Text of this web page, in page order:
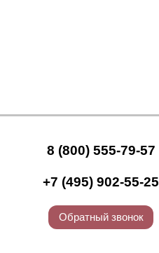
8 (800) 555-79-57
+7 (495) 902-55-25
Обратный звонок